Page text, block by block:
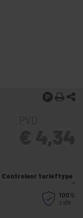
Controleer tarieftype
100%
safe